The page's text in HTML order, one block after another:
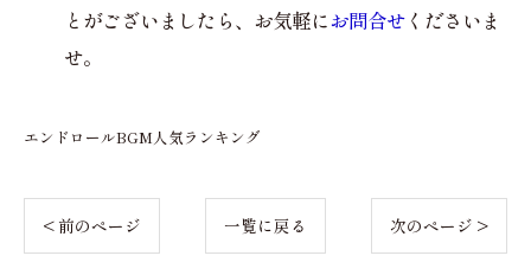
とがございましたら、お気軽にお問合せ くださいま
せ。
エンドロールBGM人気ランキング
< 前のページ 一覧に戻る 次のページ >